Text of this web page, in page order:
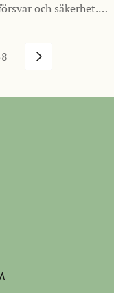
och säkerhet.
lanserar SSE
ledare inom
2026.